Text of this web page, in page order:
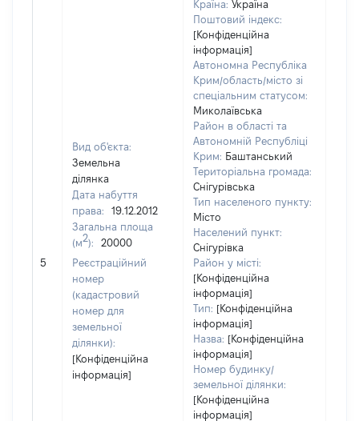
5
Вид об'єкта:
Земельна
ділянка
Дата набуття
права:
19.12.2012
Загальна площа
(м2):
20000
Реєстраційний
номер
(кадастровий
номер для
земельної
ділянки):
[Конфіденційна
інформація]
Країна: Україна
Поштовий індекс:
[Конфіденційна
інформація]
Автономна Республіка
Крим/область/місто зі
спеціальним статусом:
Миколаївська
Район в області та
Автономній Республіці
Крим: Баштанський
Територіальна громада:
Снігурівська
Тип населеного пункту:
Місто
Населений пункт:
Снігурівка
Район у місті:
[Конфіденційна
інформація]
Тип: [Конфіденційна
інформація]
Назва: [Конфіденційна
інформація]
Номер будинку/
земельної ділянки:
[Конфіденційна
інформація]